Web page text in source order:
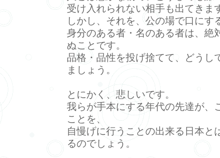
受け入れられない相手も出てきま
しかし、それを、公の場で口にす
身分のある者・名のある者は、絶
ぬことです。
品格・品性を投げ捨てて、どうし
ましょう。
とにかく、悲しいです。
我らが手本にする年代の先達が、
ことを、
自慢げに行うことの出来る日本と
るのでしょう。